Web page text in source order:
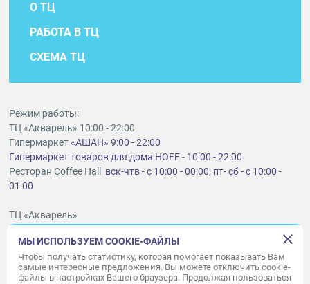
О ТЦ
РАБОТА В ТЦ
СХЕМА ТЦ
Режим работы:
ТЦ «Акварель» 10:00 - 22:00
Гипермаркет«АШАН» 9:00 - 22:00
Гипермаркет товаров для дома HOFF - 10:00 - 22:00
Ресторан Coffee Hall вск-чтв - с 10:00 - 00:00; пт- сб - с 10:00 -
01:00
ТЦ «Акварель»
lt@aquarelle-centre.ru
ООО «Акварель»
МЫ ИСПОЛЬЗУЕМ COOKIE-ФАЙЛЫ
Чтобы получать статистику, которая помогает показывать Вам
самые интересные предложения. Вы можете отключить cookie-
файлы в настройках Вашего браузера. Продолжая пользоваться